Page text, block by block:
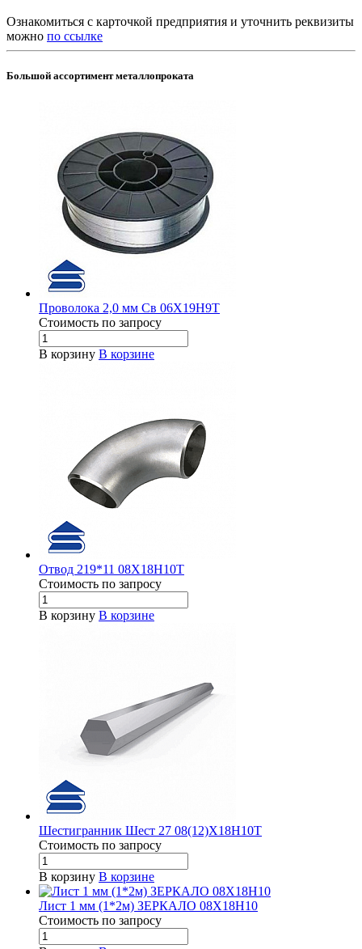
Ознакомиться с карточкой предприятия и уточнить реквизиты
можно по ссылке
Большой ассортимент металлопроката
Проволока 2,0 мм Св 06Х19Н9Т
Стоимость по запросу
В корзину В корзине
Отвод 219*11 08Х18Н10Т
Стоимость по запросу
В корзину В корзине
Шестигранник Шест 27 08(12)Х18Н10Т
Стоимость по запросу
В корзину В корзине
Лист 1 мм (1*2м) ЗЕРКАЛО 08Х18Н10
Стоимость по запросу